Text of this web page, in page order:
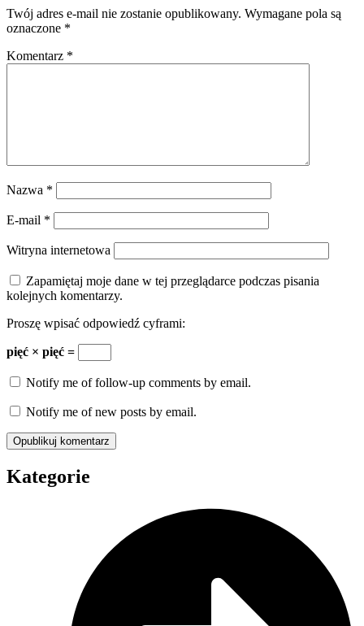
Twój adres e-mail nie zostanie opublikowany. Wymagane pola są
oznaczone *
Komentarz *
Nazwa *
E-mail *
Witryna internetowa
Zapamiętaj moje dane w tej przeglądarce podczas pisania
kolejnych komentarzy.
Proszę wpisać odpowiedź cyframi:
pięć × pięć =
Notify me of follow-up comments by email.
Notify me of new posts by email.
Kategorie